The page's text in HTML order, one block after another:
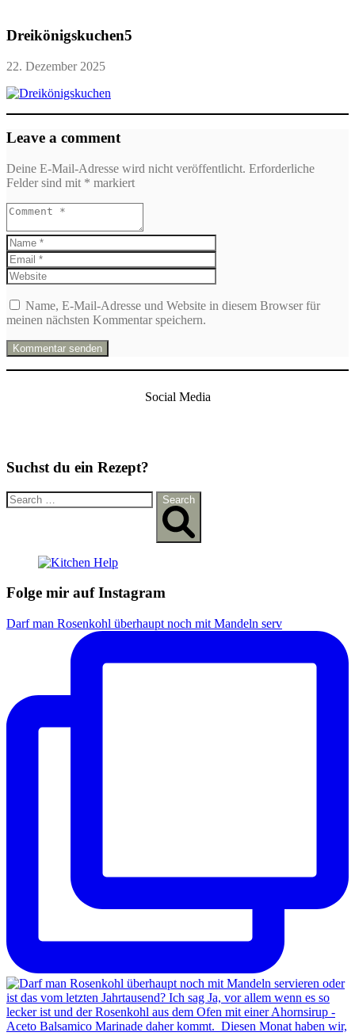
Dreikönigskuchen5
22. Dezember 2025
Leave a comment
Deine E-Mail-Adresse wird nicht veröffentlicht. Erforderliche
Felder sind mit * markiert
Name, E-Mail-Adresse und Website in diesem Browser für
meinen nächsten Kommentar speichern.
Social Media
Suchst du ein Rezept?
S
e
o
:
Search
Folge mir auf Instagram
Darf man Rosenkohl überhaupt noch mit Mandeln serv